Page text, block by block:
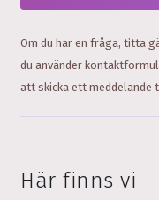
Om du har en fråga, titta
du använder
att skicka ett meddelande
Här finns vi